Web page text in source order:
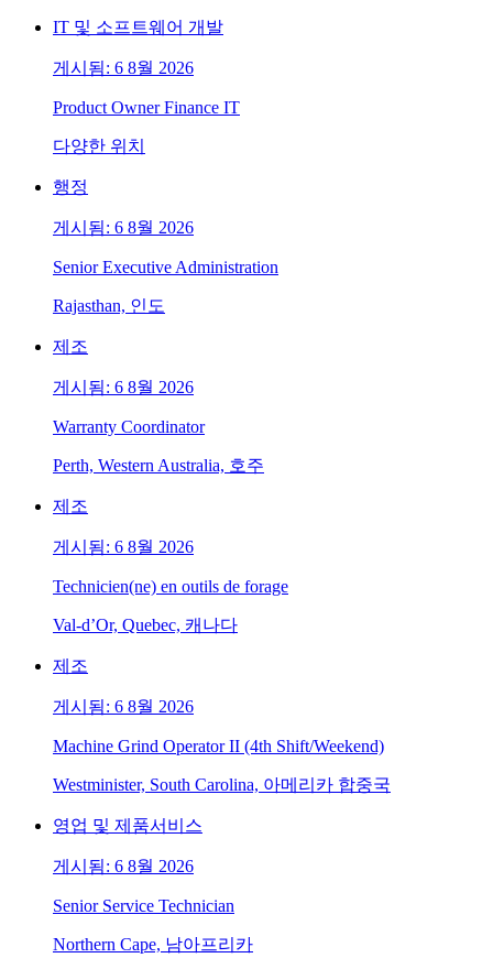
IT 및 소프트웨어 개발
게시됨: 6 8월 2026
Product Owner Finance IT
다양한 위치
행정
게시됨: 6 8월 2026
Senior Executive Administration
Rajasthan, 인도
제조
게시됨: 6 8월 2026
Warranty Coordinator
Perth, Western Australia, 호주
제조
게시됨: 6 8월 2026
Technicien(ne) en outils de forage
Val-d’Or, Quebec, 캐나다
제조
게시됨: 6 8월 2026
Machine Grind Operator II (4th Shift/Weekend)
Westminister, South Carolina, 아메리카 합중국
영업 및 제품서비스
게시됨: 6 8월 2026
Senior Service Technician
Northern Cape, 남아프리카